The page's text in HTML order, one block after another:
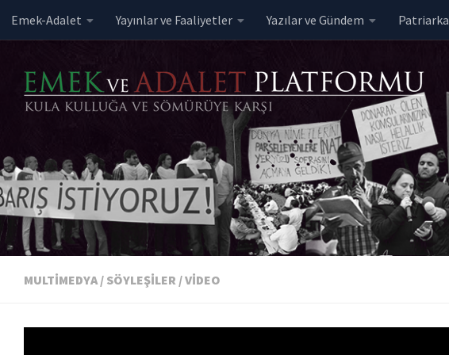
Skip to content
Emek-Adalet Yayınlar ve Faaliyetler Yazılar ve Gündem Patriarka
MULTIMEDYA / SÖYLEŞILER /VIDEO